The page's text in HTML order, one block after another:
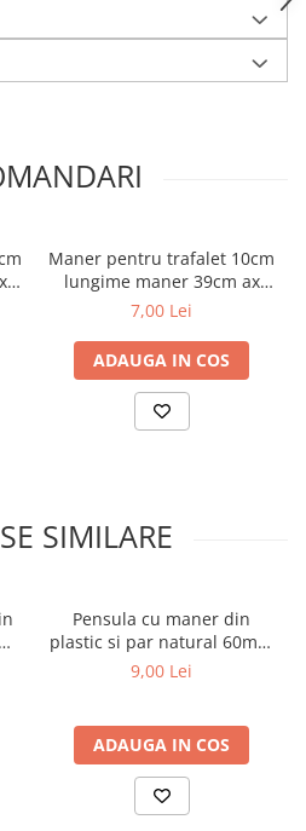
Maner pentru trafalet 10cm
lungime maner 39cm ax
6mm Inter-S
7,00 Lei
ADAUGA IN COS
SIMILARE
Pensula cu maner din
plastic si par natural 60mm
Inter-S
9,00 Lei
ADAUGA IN COS